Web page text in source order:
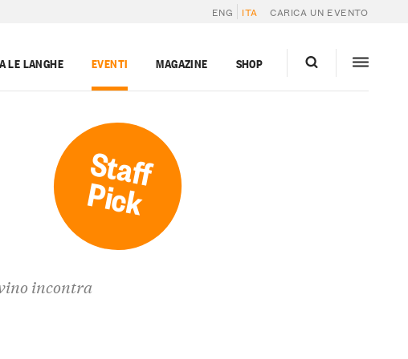
ENG ITA CARICA UN EVENTO
LE LANGHE EVENTI MAGAZINE SHOP
Staff
Pick
incontra